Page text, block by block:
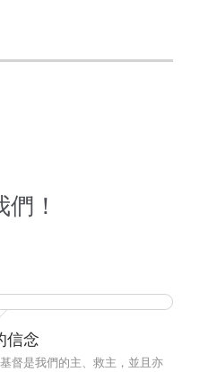
！
信念
督是我們的主、救主，並且亦